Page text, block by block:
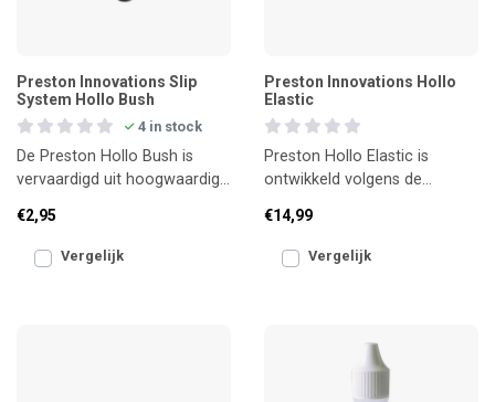
Preston Innovations Slip
System Hollo Bush
4 in stock
De Preston Hollo Bush is
vervaardigd uit hoogwaardig
prestaties bij het gebr
€2,95
Vergelijk
Preston Innovations Hollo
Elastic
Preston Hollo Elastic is
ontwikkeld volgens de
biedt een probleemloze we
€14,99
Vergelijk